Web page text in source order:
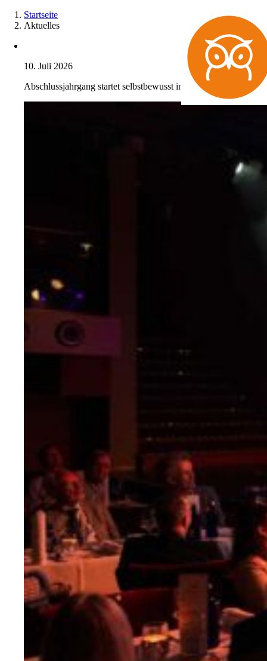
Zum
Inhalt
Startseite
Aktuelles
10. Juli 2026
Abschlussjahrgang startet selbstbewusst in die Zukunft